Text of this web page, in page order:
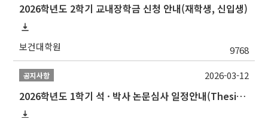
2026학년도 2학기 교내장학금 신청 안내(재학생, 신입생)
보건대학원 9768
공지사항
2026학년도 1학기 석 · 박사 논문심사 일정안내(Thesis Defense Schedules)
2026-03-12